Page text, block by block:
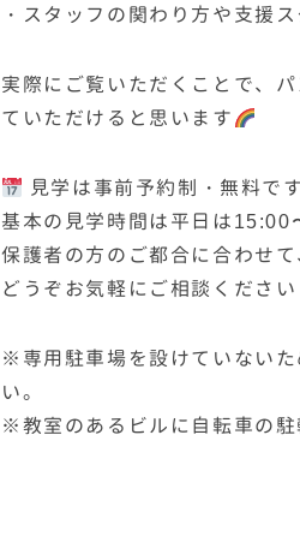
・スタッフの関わり方や支援
実際にご覧いただくことで、
ていただけると思います
見学は事前予約制・無料で
基本の見学時間は平日は15:00
保護者の方のご都合に合わせ
どうぞお気軽にご相談くださ
※専用駐車場を設けていない
い。
※教室のあるビルに自転車の駐